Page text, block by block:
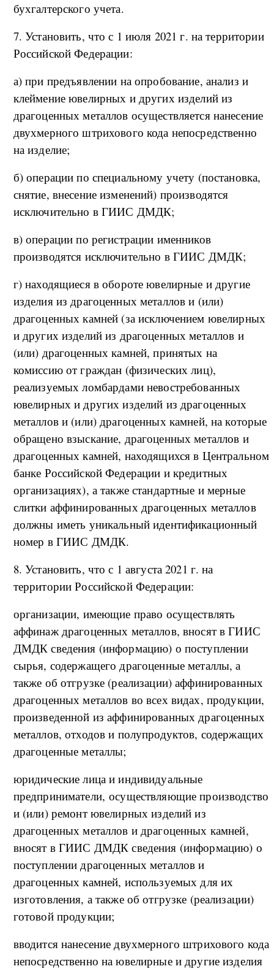
бухгалтерского учета.
7. Установить, что с 1 июля 2021 г. на территории
Российской Федерации:
а) при предъявлении на опробование, анализ и
клеймение ювелирных и других изделий из
драгоценных металлов осуществляется нанесение
двухмерного штрихового кода непосредственно
на изделие;
б) операции по специальному учету (постановка,
снятие, внесение изменений) производятся
исключительно в ГИИС ДМДК;
в) операции по регистрации именников
производятся исключительно в ГИИС ДМДК;
г) находящиеся в обороте ювелирные и другие
изделия из драгоценных металлов и (или)
драгоценных камней (за исключением ювелирных
и других изделий из драгоценных металлов и
(или) драгоценных камней, принятых на
комиссию от граждан (физических лиц),
реализуемых ломбардами невостребованных
ювелирных и других изделий из драгоценных
металлов и (или) драгоценных камней, на которые
обращено взыскание, драгоценных металлов и
драгоценных камней, находящихся в Центральном
банке Российской Федерации и кредитных
организациях), а также стандартные и мерные
слитки аффинированных драгоценных металлов
должны иметь уникальный идентификационный
номер в ГИИС ДМДК.
8. Установить, что с 1 августа 2021 г. на
территории Российской Федерации:
организации, имеющие право осуществлять
аффинаж драгоценных металлов, вносят в ГИИС
ДМДК сведения (информацию) о поступлении
сырья, содержащего драгоценные металлы, а
также об отгрузке (реализации) аффинированных
драгоценных металлов во всех видах, продукции,
произведенной из аффинированных драгоценных
металлов, отходов и полупродуктов, содержащих
драгоценные металлы;
юридические лица и индивидуальные
предприниматели, осуществляющие производство
и (или) ремонт ювелирных изделий из
драгоценных металлов и драгоценных камней,
вносят в ГИИС ДМДК сведения (информацию) о
поступлении драгоценных металлов и
драгоценных камней, используемых для их
изготовления, а также об отгрузке (реализации)
готовой продукции;
вводится нанесение двухмерного штрихового кода
непосредственно на ювелирные и другие изделия